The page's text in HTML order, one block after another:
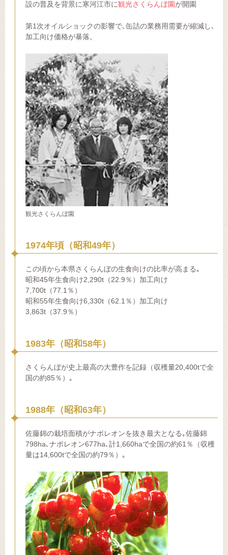
設の普及を背景に寒河江市に観光さくらんぼ園が開園
第1次オイルショックの影響で､缶詰の業務用需要が縮減し､
加工向け価格が暴落。
観光さくらんぼ園
1974年頃（昭和49年）
この頃から本県さくらんぼの生食向けの比率が高まる｡
昭和45年生食向け2,290t（22.9％）加工向け
7,700t（77.1％）
昭和55年生食向け6,330t（62.1％）加工向け
3,863t（37.9％）
1983年（昭和58年）
さくらんぼが史上最高の大豊作を記録（収穫量20,400tで全
国の約85％）｡
1988年（昭和63年）
佐藤錦の栽培面積がナポレオンを抜き最大となる｡佐藤錦
798ha､ナポレオン677ha､計1,660haで全国の約61％（収穫
量は14,600tで全国の約79％）｡